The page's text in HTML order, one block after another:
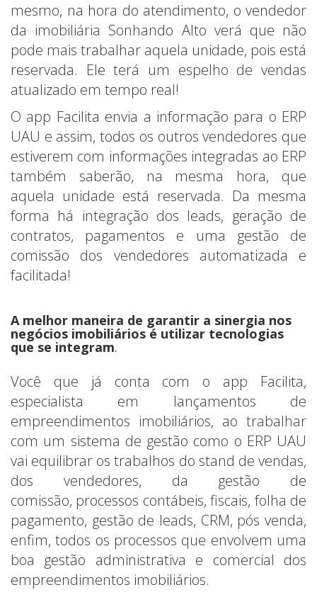
mesmo, na hora do atendimento, o vendedor
da imobiliária Sonhando Alto verá que não
pode mais trabalhar aquela unidade, pois está
reservada. Ele terá um espelho de vendas
atualizado em tempo real!
O app Facilita envia a informação para o ERP
UAU e assim, todos os outros vendedores que
estiverem com informações integradas ao ERP
também saberão, na mesma hora, que
aquela unidade está reservada. Da mesma
forma há integração dos leads, geração de
contratos, pagamentos e uma gestão de
comissão dos vendedores automatizada e
facilitada!
A melhor maneira de garantir a sinergia nos
negócios imobiliários é utilizar tecnologias
que se integram.
Você que já conta com o app Facilita,
especialista em lançamentos de
empreendimentos imobiliários, ao trabalhar
com um sistema de gestão como o ERP UAU
vai equilibrar os trabalhos do stand de vendas,
dos vendedores, da gestão de
comissão, processos contábeis, fiscais, folha de
pagamento, gestão de leads, CRM, pós venda,
enfim, todos os processos que envolvem uma
boa gestão administrativa e comercial dos
empreendimentos imobiliários.